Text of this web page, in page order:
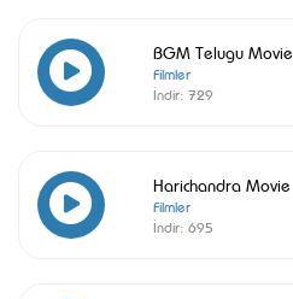
BGM Telugu Movie
Filmler
İndir: 729
Harichandra Movie
Filmler
İndir: 695